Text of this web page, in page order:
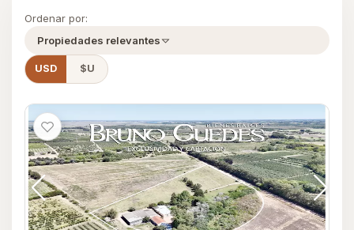
Ordenar por:
Propiedades relevantes
USD $U